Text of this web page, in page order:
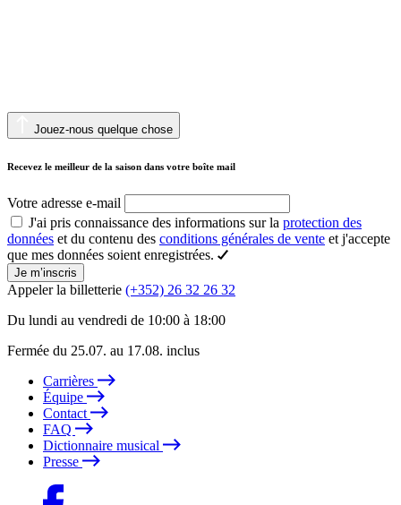
Jouez-nous quelque chose
Recevez le meilleur de la saison dans votre boîte mail
Votre adresse e-mail
J'ai pris connaissance des informations sur la protection des
données et du contenu des conditions générales de vente et j'accepte
que mes données soient enregistrées.
Je m’inscris
Appeler la billetterie (+352) 26 32 26 32
Du lundi au vendredi de 10:00 à 18:00
Fermée du 25.07. au 17.08. inclus
Carrières
Équipe
Contact
FAQ
Dictionnaire musical
Presse